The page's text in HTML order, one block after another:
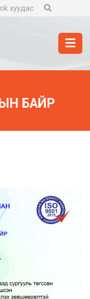
хуудас
БАЙР